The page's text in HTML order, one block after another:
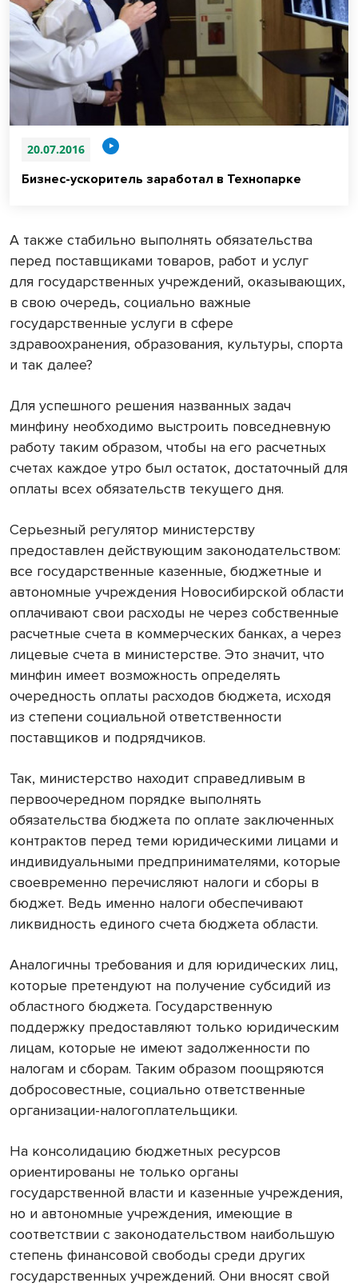
20.07.2016
Бизнес-ускоритель заработал в Технопарке
А также стабильно выполнять обязательства
перед поставщиками товаров, работ и услуг
для государственных учреждений, оказывающих,
в свою очередь, социально важные
государственные услуги в сфере
здравоохранения, образования, культуры, спорта
и так далее?
Для успешного решения названных задач
минфину необходимо выстроить повседневную
работу таким образом, чтобы на его расчетных
счетах каждое утро был остаток, достаточный для
оплаты всех обязательств текущего дня.
Серьезный регулятор министерству
предоставлен действующим законодательством:
все государственные казенные, бюджетные и
автономные учреждения Новосибирской области
оплачивают свои расходы не через собственные
расчетные счета в коммерческих банках, а через
лицевые счета в министерстве. Это значит, что
минфин имеет возможность определять
очередность оплаты расходов бюджета, исходя
из степени социальной ответственности
поставщиков и подрядчиков.
Так, министерство находит справедливым в
первоочередном порядке выполнять
обязательства бюджета по оплате заключенных
контрактов перед теми юридическими лицами и
индивидуальными предпринимателями, которые
своевременно перечисляют налоги и сборы в
бюджет. Ведь именно налоги обеспечивают
ликвидность единого счета бюджета области.
Аналогичны требования и для юридических лиц,
которые претендуют на получение субсидий из
областного бюджета. Государственную
поддержку предоставляют только юридическим
лицам, которые не имеют задолженности по
налогам и сборам. Таким образом поощряются
добросовестные, социально ответственные
организации-налогоплательщики.
На консолидацию бюджетных ресурсов
ориентированы не только органы
государственной власти и казенные учреждения,
но и автономные учреждения, имеющие в
соответствии с законодательством наибольшую
степень финансовой свободы среди других
государственных учреждений. Они вносят свой